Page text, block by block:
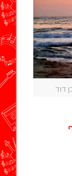
דוד